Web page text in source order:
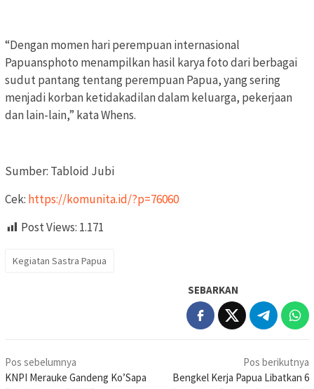
“Dengan momen hari perempuan internasional
Papuansphoto menampilkan hasil karya foto dari berbagai
sudut pantang tentang perempuan Papua, yang sering
menjadi korban ketidakadilan dalam keluarga, pekerjaan
dan lain-lain,” kata Whens.
Sumber: Tabloid Jubi
Cek: https://komunita.id/?p=76060
Post Views: 1.171
Kegiatan Sastra Papua
SEBARKAN
Navigasi
pos
Pos sebelumnya
KNPI Merauke Gandeng Ko’Sapa
Pos berikutnya
Bengkel Kerja Papua Libatkan 6